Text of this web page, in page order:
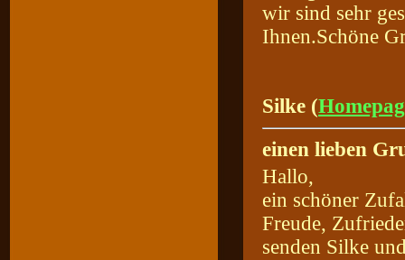
wir sind sehr
Ihnen.Schöne
Silke (
einen lieben
Hallo,
ein schöner
Freude,
senden Silke